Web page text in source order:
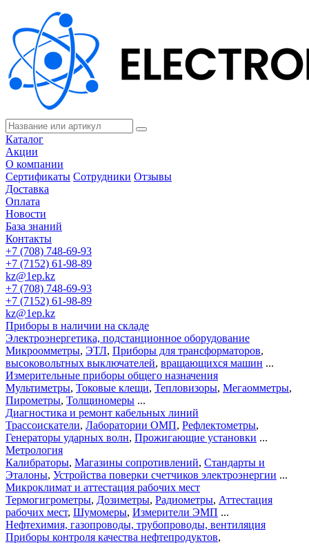
Каталог
Акции
О компании
Сертификаты Сотрудники Отзывы
Доставка
Оплата
Новости
База знаний
Контакты
+7 (708) 748-69-93
+7 (7152) 61-98-89
kz@1ep.kz
+7 (708) 748-69-93
+7 (7152) 61-98-89
kz@1ep.kz
Приборы в наличии на складе
Электроэнергетика, подстанционное оборудование
Микроомметры, ЭТЛ, Приборы для трансформаторов,
высоковольтных выключателей, вращающихся машин ...
Измерительные приборы общего назначения
Мультиметры, Токовые клещи, Тепловизоры, Мегаомметры,
Пирометры, Толщиномеры ...
Диагностика и ремонт кабельных линий
Трассоискатели, Лаборатории ОМП, Рефлектометры,
Генераторы ударных волн, Прожигающие установки ...
Метрология
Калибраторы, Магазины сопротивлений, Стандарты и
Эталоны, Устройства поверки счетчиков электроэнергии ...
Микроклимат и аттестация рабочих мест
Термогигрометры, Дозиметры, Радиометры, Аттестация
рабочих мест, Шумомеры, Измерители ЭМП ...
Нефтехимия, газопроводы, трубопроводы, вентиляция
Приборы контроля качества нефтепродуктов,